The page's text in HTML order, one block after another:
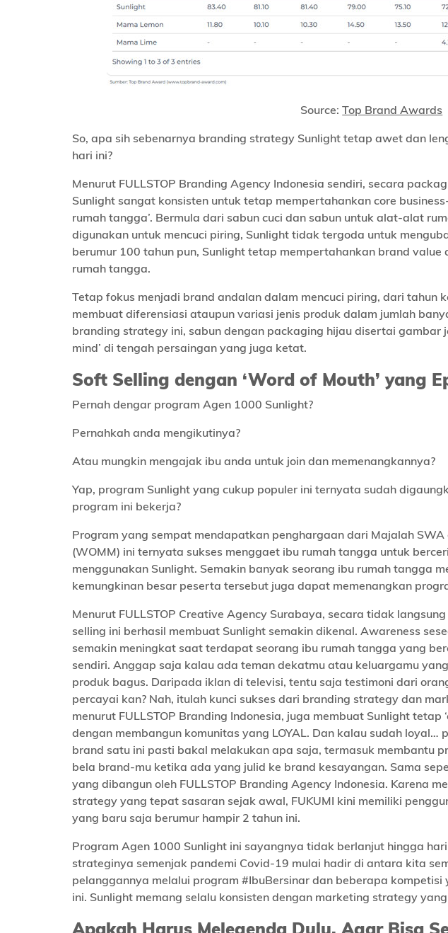
Source:Top Brand Awards
So, apa sih sebenarnya branding strategy Sunlight tetap awet dan
hari ini?
Menurut FULLSTOP Branding Agency Indonesia sendiri, secara
Sunlight sangat konsisten untuk tetap mempertahankan core
rumah tangga’. Bermula dari sabun cuci dan sabun untuk alat-alat
digunakan untuk mencuci piring, Sunlight tidak tergoda untuk
berumur 100 tahun pun, Sunlight tetap mempertahankan brand
rumah tangga.
Tetap fokus menjadi brand andalan dalam mencuci piring, dari tahun
membuat diferensiasi ataupun variasi jenis produk dalam jumlah
branding strategy ini, sabun dengan packaging hijau disertai gambar
mind’ di tengah persaingan yang juga ketat.
Soft Selling dengan ‘Word of Mouth’ yang
Pernah dengar program Agen 1000 Sunlight?
Pernahkah anda mengikutinya?
Atau mungkin mengajak ibu anda untuk join dan memenangkannya?
Yap, program Sunlight yang cukup populer ini ternyata sudah
program ini bekerja?
Program yang sempat mendapatkan penghargaan dari Majalah SWA
(WOMM) ini ternyata sukses menggaet ibu rumah tangga untuk
menggunakan Sunlight. Semakin banyak seorang ibu rumah tangga
kemungkinan besar peserta tersebut juga dapat memenangkan
Menurut FULLSTOP Creative Agency Surabaya, secara tidak
selling ini berhasil membuat Sunlight semakin dikenal. Awareness
semakin meningkat saat terdapat seorang ibu rumah tangga yang
sendiri. Anggap saja kalau ada teman dekatmu atau keluargamu
produk bagus. Daripada iklan di televisi, tentu saja testimoni dari
percayai kan? Nah, itulah kunci sukses dari branding strategy dan
menurut FULLSTOP Branding Indonesia, juga membuat Sunlight tetap
dengan membangun komunitas yang LOYAL. Dan kalau sudah loyal…
brand satu ini pasti bakal melakukan apa saja, termasuk membantu
bela brand-mu ketika ada yang julid ke brand kesayangan. Sama
yang dibangun oleh FULLSTOP Branding Agency Indonesia. Karena
strategy yang tepat sasaran sejak awal, FUKUMI kini memiliki
yang baru saja berumur hampir 2 tahun ini.
Program Agen 1000 Sunlight ini sayangnya tidak berlanjut hingga
strateginya semenjak pandemi Covid-19 mulai hadir di antara kita
pelanggannya melalui program #IbuBersinar dan beberapa
ini. Sunlight memang selalu konsisten dengan marketing strategy
Apakah Harus Melegenda Dulu, Agar Bisa